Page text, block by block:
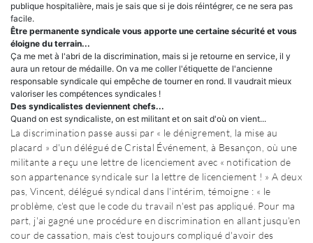
publique hospitalière, mais je sais que si je dois réintégrer, ce ne sera pas
facile.
Être permanente syndicale vous apporte une certaine sécurité et vous
éloigne du terrain...
Ça me met à l'abri de la discrimination, mais si je retourne en service, il y
aura un retour de médaille. On va me coller l'étiquette de l'ancienne
responsable syndicale qui empêche de tourner en rond. Il vaudrait mieux
valoriser les compétences syndicales !
Des syndicalistes deviennent chefs...
Quand on est syndicaliste, on est militant et on sait d'où on vient...
La discrimination passe aussi par « le dénigrement, la mise au
placard » d'un délégué de Cristal Événement, à Besançon, où une
militante a reçu une lettre de licenciement avec « notification de
son appartenance syndicale sur la lettre de licenciement ! » A deux
pas, Vincent, délégué syndical dans l'intérim, témoigne : « le
problème, c'est que le code du travail n'est pas appliqué. Pour ma
part, j'ai gagné une procédure en discrimination en allant jusqu'en
cour de cassation, mais c'est toujours compliqué d'avoir des